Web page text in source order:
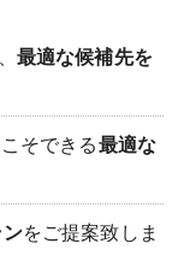
最適な候補先を
そできる最適な
をご提案致しま